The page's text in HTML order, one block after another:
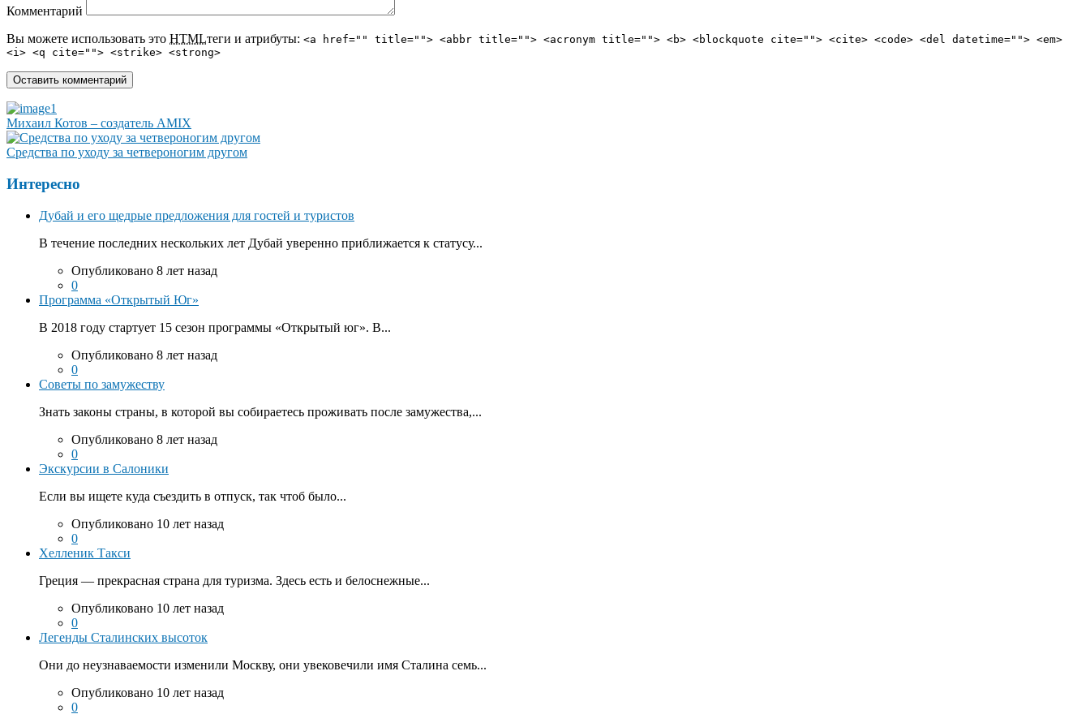
Комментарий
Вы можете использовать это HTMLтеги и атрибуты: <a href="" title=""> <abbr title=""> <acronym title=""> <b> <blockquote cite=""> <cite> <code> <del datetime=""> <em>
<i> <q cite=""> <strike> <strong>
Михаил Котов – создатель AMIX
Средства по уходу за четвероногим другом
Интересно
Дубай и его щедрые предложения для гостей и туристов
В течение последних нескольких лет Дубай уверенно приближается к статусу...
Опубликовано 8 лет назад
0
Программа «Открытый Юг»
В 2018 году стартует 15 сезон программы «Открытый юг». В...
Опубликовано 8 лет назад
0
Советы по замужеству
Знать законы страны, в которой вы собираетесь проживать после замужества,...
Опубликовано 8 лет назад
0
Экскурсии в Салоники
Если вы ищете куда съездить в отпуск, так чтоб было...
Опубликовано 10 лет назад
0
Хелленик Такси
Греция — прекрасная страна для туризма. Здесь есть и белоснежные...
Опубликовано 10 лет назад
0
Легенды Сталинских высоток
Они до неузнаваемости изменили Москву, они увековечили имя Сталина семь...
Опубликовано 10 лет назад
0